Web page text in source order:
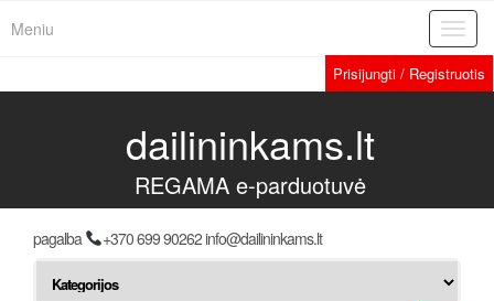
Meniu
Prisijungti / Registruotis
dailininkams.lt
REGAMA e-parduotuvė
pagalba +370 699 90262 info@dailininkams.lt